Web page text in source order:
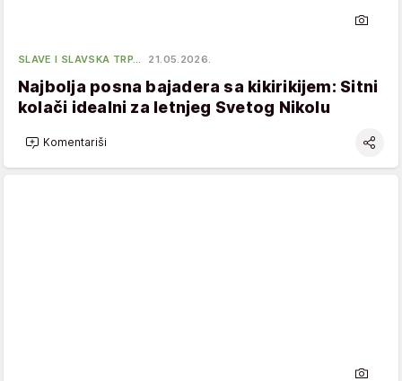
SLAVE I SLAVSKA TRP… 21.05.2026.
Najbolja posna bajadera sa kikirikijem: Sitni
kolači idealni za letnjeg Svetog Nikolu
Komentariši